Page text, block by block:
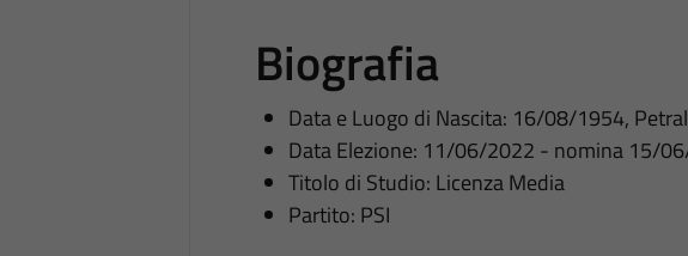
Biografia
Data e Luogo di Nascita: 16/08/1954,
Data Elezione: 11/06/2022 - nomina 15/
Titolo di Studio: Licenza Media
Partito: PSI